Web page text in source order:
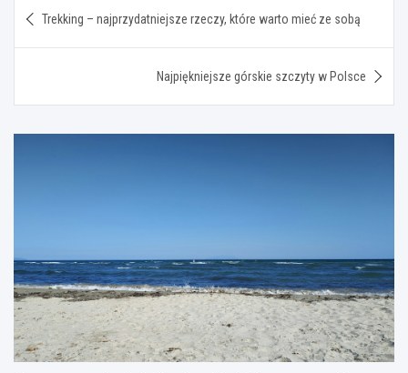
wpisu
Trekking – najprzydatniejsze rzeczy, które warto mieć ze sobą
Najpiękniejsze górskie szczyty w Polsce